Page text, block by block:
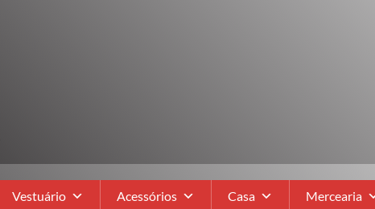
Vestuário Acessórios Casa Mercearia